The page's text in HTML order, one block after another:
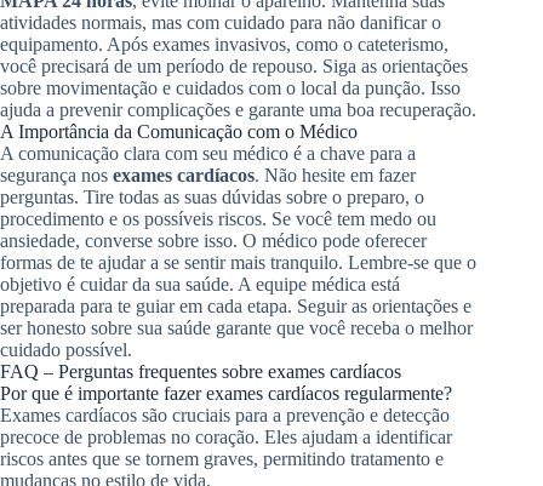
atividades normais, mas com cuidado para não danificar o
equipamento. Após exames invasivos, como o cateterismo,
você precisará de um período de repouso. Siga as orientações
sobre movimentação e cuidados com o local da punção. Isso
ajuda a prevenir complicações e garante uma boa recuperação.
A Importância da Comunicação com o Médico
A comunicação clara com seu médico é a chave para a
segurança nos exames cardíacos. Não hesite em fazer
perguntas. Tire todas as suas dúvidas sobre o preparo, o
procedimento e os possíveis riscos. Se você tem medo ou
ansiedade, converse sobre isso. O médico pode oferecer
formas de te ajudar a se sentir mais tranquilo. Lembre-se que o
objetivo é cuidar da sua saúde. A equipe médica está
preparada para te guiar em cada etapa. Seguir as orientações e
ser honesto sobre sua saúde garante que você receba o melhor
cuidado possível.
FAQ – Perguntas frequentes sobre exames cardíacos
Por que é importante fazer exames cardíacos regularmente?
Exames cardíacos são cruciais para a prevenção e detecção
precoce de problemas no coração. Eles ajudam a identificar
riscos antes que se tornem graves, permitindo tratamento e
mudanças no estilo de vida.